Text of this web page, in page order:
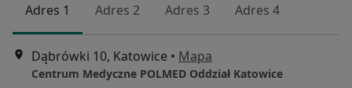
Adres 1 Adres 2 Adres 3 Adres 4
Dąbrówki 10, Katowice • Mapa
Centrum Medyczne POLMED Oddział Katowice